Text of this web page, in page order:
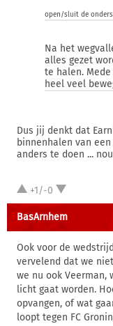
open/sluit de
Na het
alles gezet
te halen.
heel veel
Dus jij denkt dat
binnenhalen van
anders te doen ...
+1/-0
BasArnhem
Ook voor de
vervelend dat we
we nu ook Veerman,
licht gaat worden.
opvangen, of wat
loopt tegen FC